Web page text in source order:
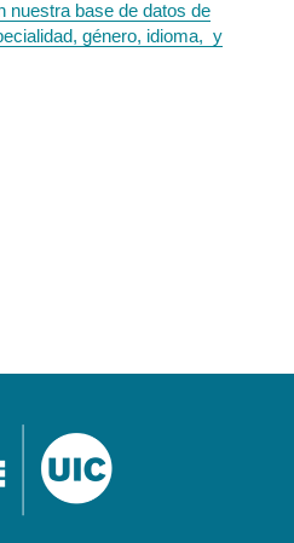
nuestra base de datos de
género, idioma, y